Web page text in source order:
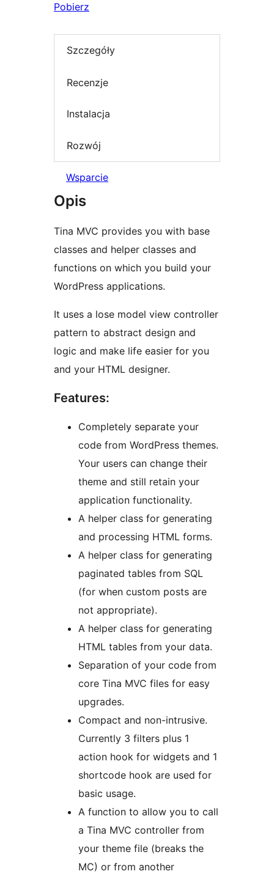
Pobierz
Szczegóły
Recenzje
Instalacja
Rozwój
Wsparcie
Opis
Tina MVC provides you with base
classes and helper classes and
functions on which you build your
WordPress applications.
It uses a lose model view controller
pattern to abstract design and
logic and make life easier for you
and your HTML designer.
Features:
Completely separate your
code from WordPress themes.
Your users can change their
theme and still retain your
application functionality.
A helper class for generating
and processing HTML forms.
A helper class for generating
paginated tables from SQL
(for when custom posts are
not appropriate).
A helper class for generating
HTML tables from your data.
Separation of your code from
core Tina MVC files for easy
upgrades.
Compact and non-intrusive.
Currently 3 filters plus 1
action hook for widgets and 1
shortcode hook are used for
basic usage.
A function to allow you to call
a Tina MVC controller from
your theme file (breaks the
MC) or from another